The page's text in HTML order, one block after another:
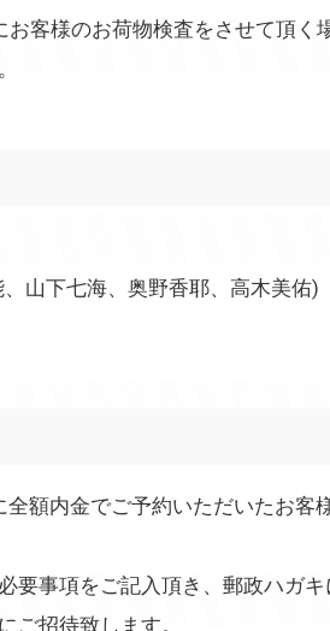
客様のお荷物検査をさせて頂く
山下七海、奥野香耶、高木美佑)
額内金でご予約いただいたお客
要事項をご記入頂き、郵政ハガキ
ご招待致します。